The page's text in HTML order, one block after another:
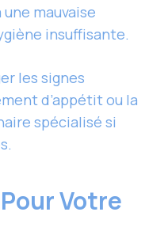
une mauvaise
insuffisante.
les signes
d’appétit ou la
spécialisé si
Votre